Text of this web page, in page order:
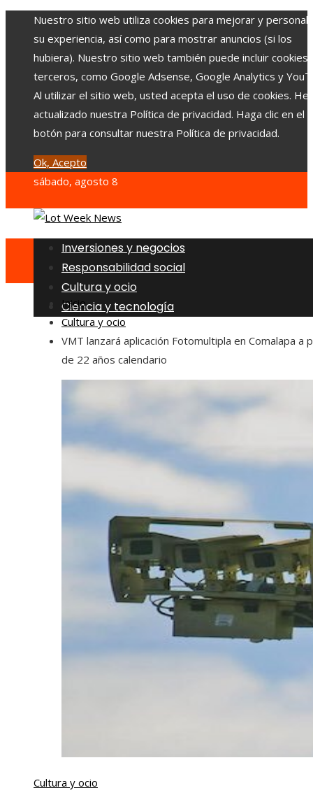
Nuestro sitio web utiliza cookies para mejorar y
su experiencia, así como para mostrar anuncios (si los
hubiera). Nuestro sitio web también puede incluir cookies
terceros, como Google Adsense, Google Analytics y
Al utilizar el sitio web, usted acepta el uso de cookies.
actualizado nuestra Política de privacidad. Haga clic en el
botón para consultar nuestra Política de privacidad.
Ok, Acepto
sábado, agosto 8
Inversiones y negocios
Responsabilidad social
Cultura y ocio
Ciencia y tecnología
Inicio
Cultura y ocio
VMT lanzará aplicación Fotomultipla en Comalapa a
de 22 años calendario
Cultura y ocio